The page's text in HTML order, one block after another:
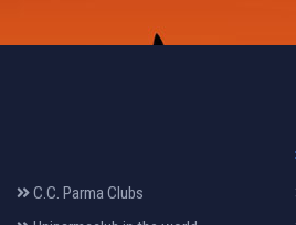
C.C. Parma Clubs